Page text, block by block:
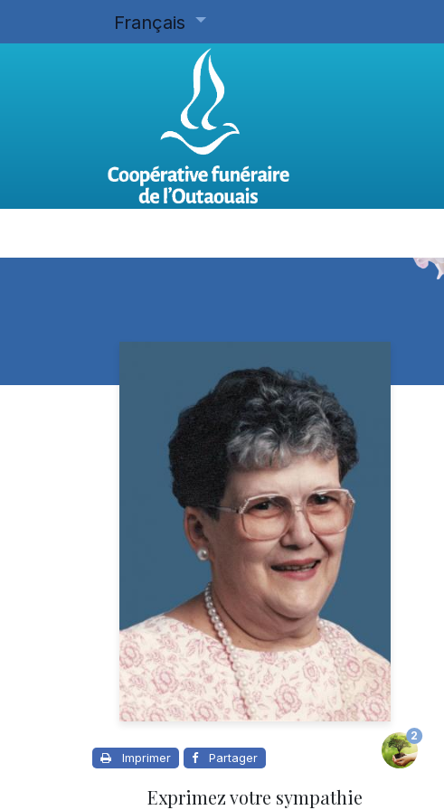
Français
Imprimer Partager
2
Exprimez votre sympathie